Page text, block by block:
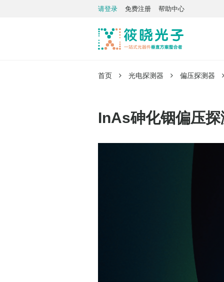
请登录 免费注册 帮助中心
首页 光电探测器 偏压探测器
InAs砷化铟偏压探